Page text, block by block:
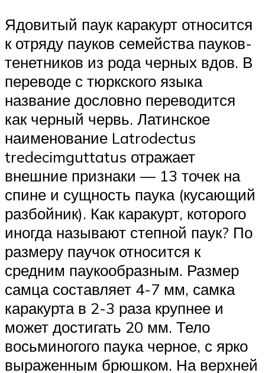
Ядовитый паук каракурт относится
к отряду пауков семейства пауков-
тенетников из рода черных вдов. В
переводе с тюркского языка
название дословно переводится
как черный червь. Латинское
наименование Latrodectus
tredecimguttatus отражает
внешние признаки — 13 точек на
спине и сущность паука (кусающий
разбойник). Как каракурт, которого
иногда называют степной паук? По
размеру паучок относится к
средним паукообразным. Размер
самца составляет 4-7 мм, самка
каракурта в 2-3 раза крупнее и
может достигать 20 мм. Тело
восьминогого паука черное, с ярко
выраженным брюшком. На верхней